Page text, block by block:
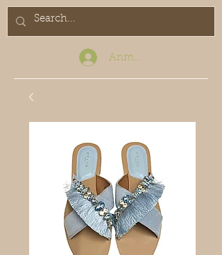
Anmelden